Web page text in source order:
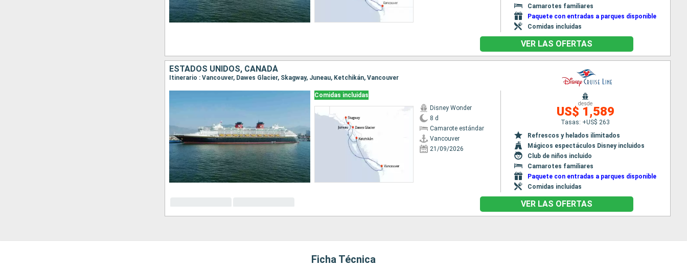
Camarotes familiares
Paquete con entradas a parques disponible
Comidas incluidas
VER LAS OFERTAS
ESTADOS UNIDOS, CANADÁ
Itinerario : Vancouver, Dawes Glacier, Skagway, Juneau, Ketchikán, Vancouver
Comidas incluidas
Disney Wonder
8 d
Camarote estándar
Vancouver
21/09/2026
desde
US$ 1,589
Tasas: +US$ 263
Refrescos y helados ilimitados
Mágicos espectáculos Disney incluidos
Club de niños incluido
Camarotes familiares
Paquete con entradas a parques disponible
Comidas incluidas
VER LAS OFERTAS
Ficha Técnica